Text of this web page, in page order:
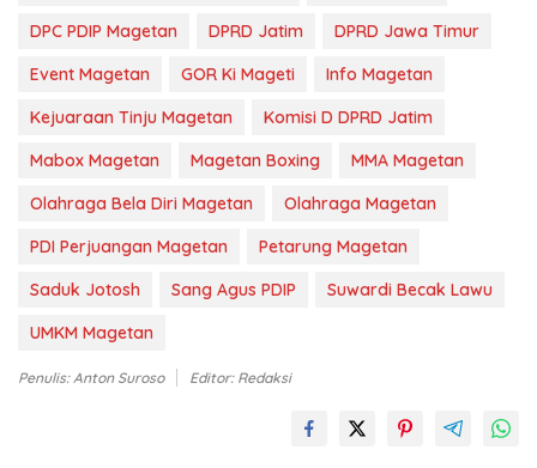
DPC PDIP Magetan
DPRD Jatim
DPRD Jawa Timur
Event Magetan
GOR Ki Mageti
Info Magetan
Kejuaraan Tinju Magetan
Komisi D DPRD Jatim
Mabox Magetan
Magetan Boxing
MMA Magetan
Olahraga Bela Diri Magetan
Olahraga Magetan
PDI Perjuangan Magetan
Petarung Magetan
Saduk Jotosh
Sang Agus PDIP
Suwardi Becak Lawu
UMKM Magetan
Penulis: Anton Suroso Editor: Redaksi